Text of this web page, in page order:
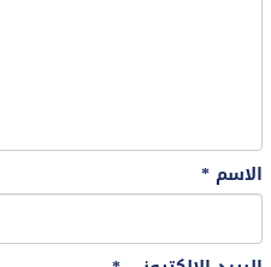
الاسم *